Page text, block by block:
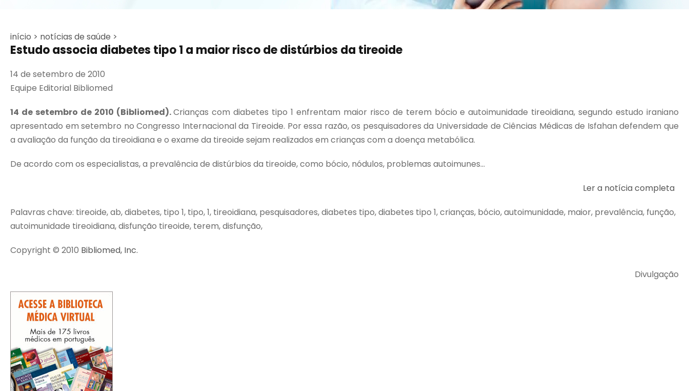
início > notícias de saúde >
Estudo associa diabetes tipo 1 a maior risco de distúrbios da tireoide
14 de setembro de 2010
Equipe Editorial Bibliomed
14 de setembro de 2010 (Bibliomed).Crianças com diabetes tipo 1 enfrentam maior risco de terem bócio e autoimunidade tireoidiana, segundo estudo iraniano
apresentado em setembro no Congresso Internacional da Tireoide. Por essa razão, os pesquisadores da Universidade de Ciências Médicas de Isfahan defendem que
a avaliação da função da tireoidiana e o exame da tireoide sejam realizados em crianças com a doença metabólica.
De acordo com os especialistas, a prevalência de distúrbios da tireoide, como bócio, nódulos, problemas autoimunes...
Ler a notícia completa
Palavras chave: tireoide, ab, diabetes, tipo 1, tipo, 1, tireoidiana, pesquisadores, diabetes tipo, diabetes tipo 1, crianças, bócio, autoimunidade, maior, prevalência, função,
autoimunidade tireoidiana, disfunção tireoide, terem, disfunção,
Copyright © 2010 Bibliomed, Inc.
Divulgação